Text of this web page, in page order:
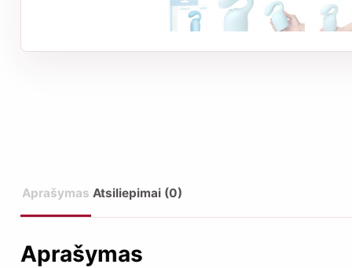
Aprašymas Atsiliepimai (0)
Aprašymas